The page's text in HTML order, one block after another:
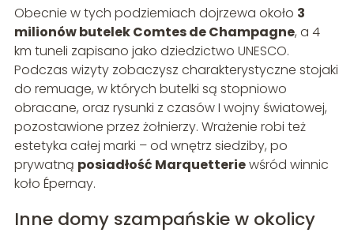
Obecnie w tych podziemiach dojrzewa około 3
milionów butelek Comtes de Champagne, a 4
km tuneli zapisano jako dziedzictwo UNESCO.
Podczas wizyty zobaczysz charakterystyczne stojaki
do remuage, w których butelki są stopniowo
obracane, oraz rysunki z czasów I wojny światowej,
pozostawione przez żołnierzy. Wrażenie robi też
estetyka całej marki – od wnętrz siedziby, po
prywatną posiadłość Marquetteriewśród winnic
koło Épernay.
Inne domy szampańskie w okolicy